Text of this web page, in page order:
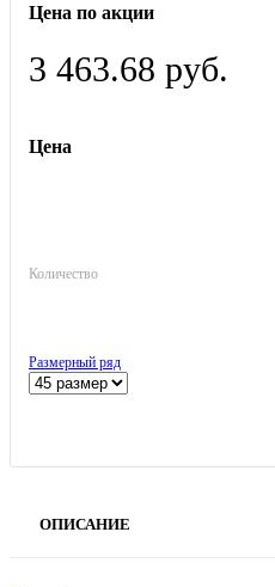
Цена по акции
3 463.68 руб.
Цена
Количество
Размерный ряд
ОПИСАНИЕ